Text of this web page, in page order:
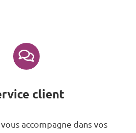
client
accompagne dans vos